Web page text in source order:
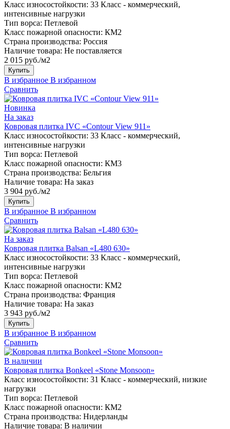
Класс износостойкости: 33 Класс - коммерческий,
интенсивные нагрузки
Тип ворса: Петлевой
Класс пожарной опасности: КМ2
Страна производства: Россия
Наличие товара: Не поставляется
2 015 руб./м2
Купить
В избранное В избранном
Сравнить
Новинка
На заказ
Ковровая плитка IVC «Contour View 911»
Класс износостойкости: 33 Класс - коммерческий,
интенсивные нагрузки
Тип ворса: Петлевой
Класс пожарной опасности: КМ3
Страна производства: Бельгия
Наличие товара: На заказ
3 904 руб./м2
Купить
В избранное В избранном
Сравнить
На заказ
Ковровая плитка Balsan «L480 630»
Класс износостойкости: 33 Класс - коммерческий,
интенсивные нагрузки
Тип ворса: Петлевой
Класс пожарной опасности: КМ2
Страна производства: Франция
Наличие товара: На заказ
3 943 руб./м2
Купить
В избранное В избранном
Сравнить
В наличии
Ковровая плитка Bonkeel «Stone Monsoon»
Класс износостойкости: 31 Класс - коммерческий, низкие
нагрузки
Тип ворса: Петлевой
Класс пожарной опасности: КМ2
Страна производства: Нидерланды
Наличие товара: В наличии